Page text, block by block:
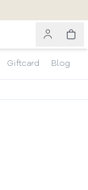
Giftcard Blog